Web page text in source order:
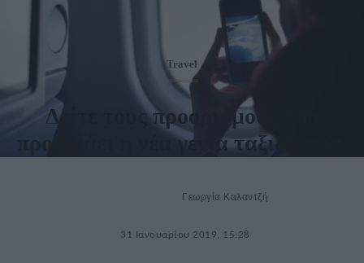
Travel
Δείτε τους προορισμούς που
προτιμάει η νέα γενιά ταξιδιωτών
Γεωργία Καλαντζή
31 Ιανουαρίου 2019, 15:28